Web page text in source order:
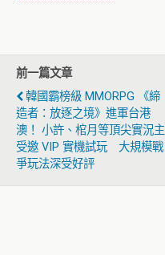
前一篇文章
韓國霸榜級 MMORPG 《締
造者：放逐之境》進軍台港
澳！ 小許、棺月等頂尖實況主
受邀 VIP 實機試玩 大規模戰
爭玩法深受好評